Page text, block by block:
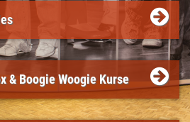
& Boogie Woogie Kurse